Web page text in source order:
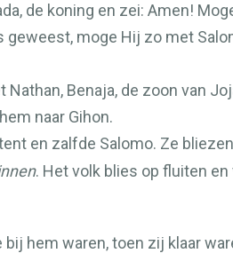
de koning en zei: Amen!
geweest, moge Hij zo met
Benaja, de zoon van
naar Gihon.
en zalfde Salomo. Ze
. Het volk blies op fluiten
hem waren, toen zij klaar